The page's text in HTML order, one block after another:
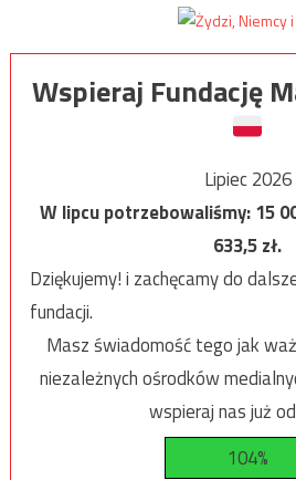
Wspieraj Fundację
Lipiec 2026
W lipcu potrzebowaliśmy:15
633,5zł.
Dziękujemy! i zachęcamy do
fundacji.
Masz świadomość tego jak
niezależnych ośrodków
wspieraj nas już
104%